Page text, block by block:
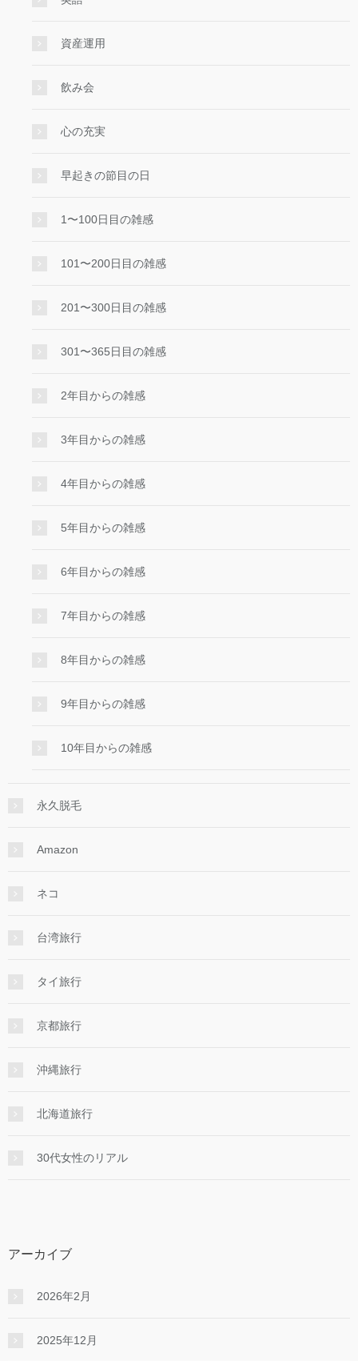
資産運用
飲み会
心の充実
早起きの節目の日
1〜100日目の雑感
101〜200日目の雑感
201〜300日目の雑感
301〜365日目の雑感
2年目からの雑感
3年目からの雑感
4年目からの雑感
5年目からの雑感
6年目からの雑感
7年目からの雑感
8年目からの雑感
9年目からの雑感
10年目からの雑感
永久脱毛
Amazon
ネコ
台湾旅行
タイ旅行
京都旅行
沖縄旅行
北海道旅行
30代女性のリアル
アーカイブ
2026年2月
2025年12月